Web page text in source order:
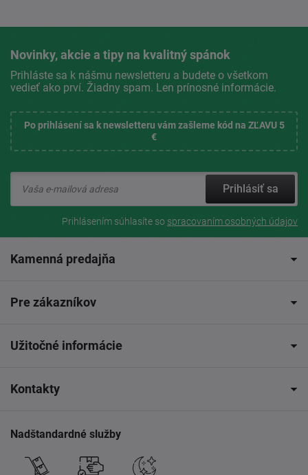
Novinky, akcie a tipy na kvalitný spánok
Prihláste sa k nášmu newsletteru a budete o všetkom
vedieť ako prví. Žiadny spam. Len prínosné informácie.
Po prihlásení sa k newsletteru vám zašleme kód na ZĽAVU 5
€
Prihlásiť sa
Prihlásením súhlasíte so spracovaním osobných údajov
Kamenná predajňa
Pre zákazníkov
Užitočné informácie
Kontakty
Nadštandardné služby